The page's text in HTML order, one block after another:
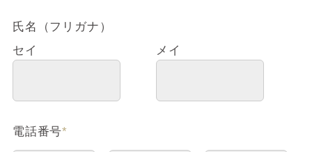
氏名（フリガナ）
セイ
メイ
電話番号*